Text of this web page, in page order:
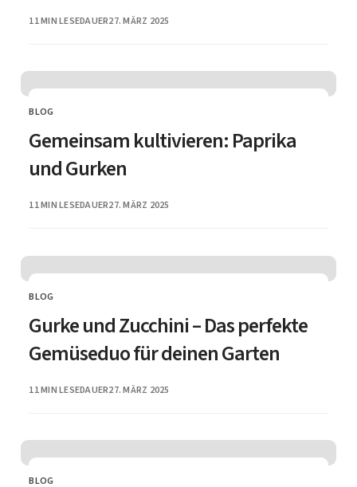
11 MIN LESEDAUERPUBLISHED
27. MÄRZ 2025
CATEGORY
BLOG
Gemeinsam kultivieren: Paprika
und Gurken
11 MIN LESEDAUERPUBLISHED
27. MÄRZ 2025
CATEGORY
BLOG
Gurke und Zucchini – Das perfekte
Gemüseduo für deinen Garten
11 MIN LESEDAUERPUBLISHED
27. MÄRZ 2025
BLOG